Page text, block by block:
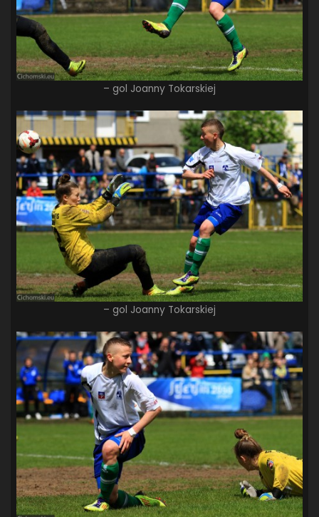
– gol Joanny Tokarskiej
– gol Joanny Tokarskiej